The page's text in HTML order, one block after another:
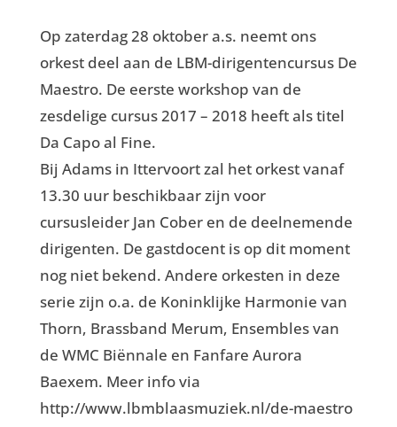
Op zaterdag 28 oktober a.s. neemt ons
orkest deel aan de LBM-dirigentencursus De
Maestro. De eerste workshop van de
zesdelige cursus 2017 – 2018 heeft als titel
Da Capo al Fine.
Bij Adams in Ittervoort zal het orkest vanaf
13.30 uur beschikbaar zijn voor
cursusleider Jan Cober en de deelnemende
dirigenten. De gastdocent is op dit moment
nog niet bekend. Andere orkesten in deze
serie zijn o.a. de Koninklijke Harmonie van
Thorn, Brassband Merum, Ensembles van
de WMC Biënnale en Fanfare Aurora
Baexem. Meer info via
http://www.lbmblaasmuziek.nl/de-maestro